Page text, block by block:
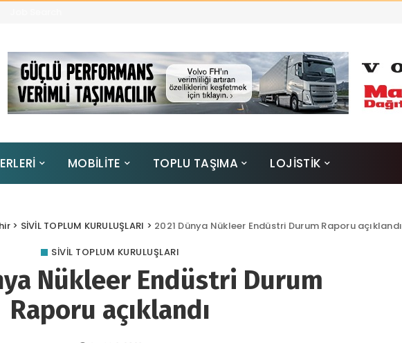
MOBİLİTE TOPLU TAŞIMA LOJİSTİK
> SİVİL TOPLUM KURULUŞLARI > 2021 Dünya Nükleer Endüstri Durum Raporu açıklandı
SİVİL TOPLUM KURULUŞLARI
Nükleer Endüstri Durum
Raporu açıklandı